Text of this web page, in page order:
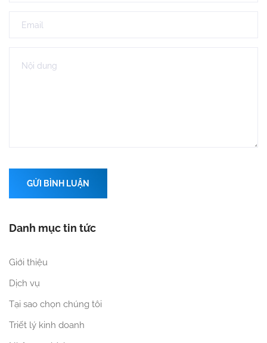
GỬI BÌNH LUẬN
Danh mục tin tức
Giới thiệu
Dịch vụ
Tại sao chọn chúng tôi
Triết lý kinh doanh